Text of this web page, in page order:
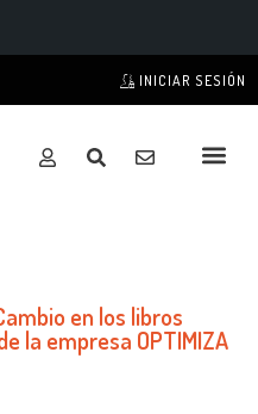
INICIAR SESIÓN
en los libros
la empresa OPTIMIZA